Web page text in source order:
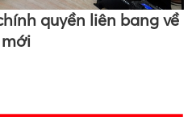
quyền liên bang về